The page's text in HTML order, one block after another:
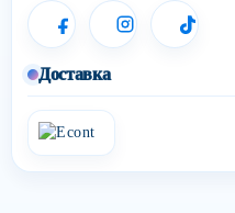
Доставка